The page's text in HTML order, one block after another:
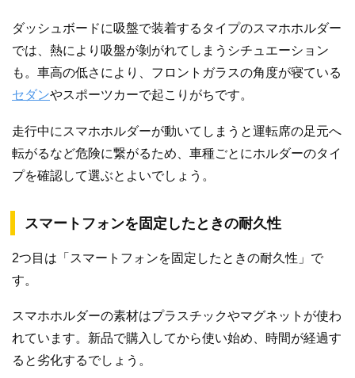
ダッシュボードに吸盤で装着するタイプのスマホホルダー
では、熱により吸盤が剝がれてしまうシチュエーション
も。車高の低さにより、フロントガラスの角度が寝ている
セダンやスポーツカーで起こりがちです。
走行中にスマホホルダーが動いてしまうと運転席の足元へ
転がるなど危険に繋がるため、車種ごとにホルダーのタイ
プを確認して選ぶとよいでしょう。
スマートフォンを固定したときの耐久性
2つ目は「スマートフォンを固定したときの耐久性」で
す。
スマホホルダーの素材はプラスチックやマグネットが使わ
れています。新品で購入してから使い始め、時間が経過す
ると劣化するでしょう。